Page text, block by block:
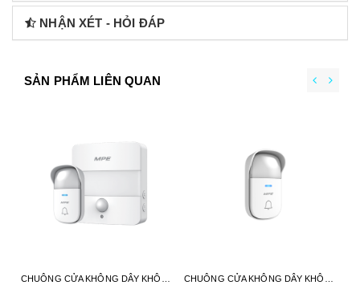
NHẬN XÉT - HỎI ĐÁP
SẢN PHẨM LIÊN QUAN